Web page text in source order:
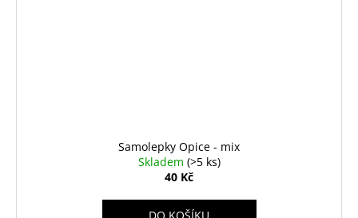
Samolepky Opice - mix
Skladem (>5 ks)
40 Kč